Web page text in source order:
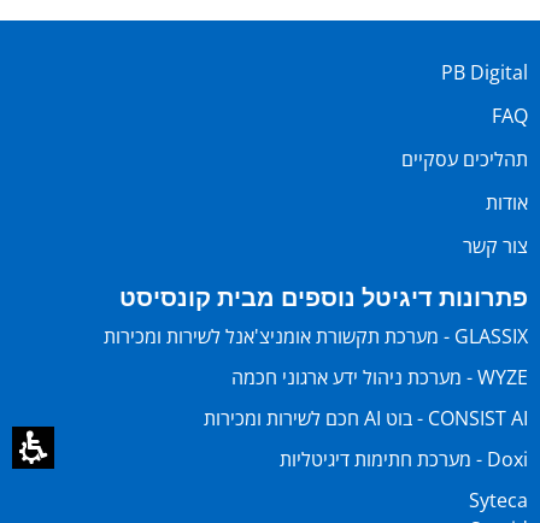
PB Digital
FAQ
תהליכים עסקיים
אודות
צור קשר
פתרונות דיגיטל נוספים מבית קונסיסט
GLASSIX - מערכת תקשורת אומניצ'אנל לשירות ומכירות
WYZE - מערכת ניהול ידע ארגוני חכמה
CONSIST AI - בוט AI חכם לשירות ומכירות
Doxi - מערכת חתימות דיגיטליות
Syteca